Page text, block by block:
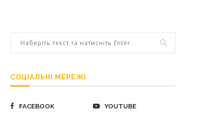
СОЦІАЛЬНІ МЕРЕЖІ
FACEBOOK YOUTUBE